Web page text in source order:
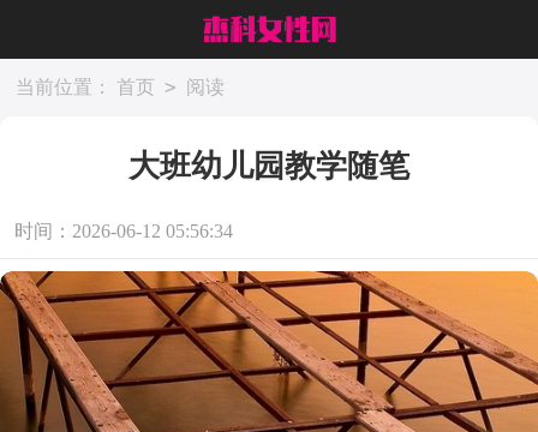
当前位置： 首页 > 阅读
大班幼儿园教学随笔
时间：2026-06-12 05:56:34